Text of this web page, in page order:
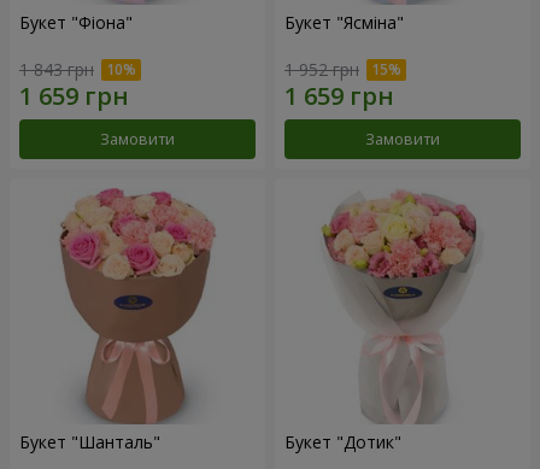
Букет "Фіона"
1 843 грн
Замовити
Букет "Ясміна"
1 952 грн
Замовити
Букет "Шанталь" Букет "Дотик"